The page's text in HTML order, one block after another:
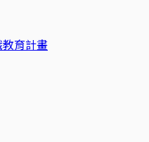
育計畫